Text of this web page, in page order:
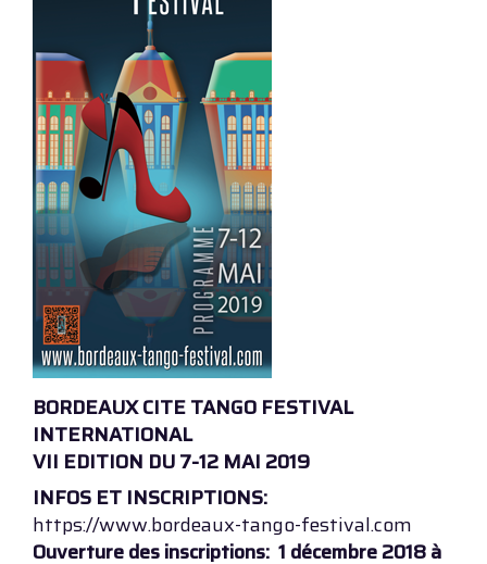
BORDEAUX CITE TANGO FESTIVAL
INTERNATIONAL
VII EDITION DU 7-12 MAI 2019
INFOS ET INSCRIPTIONS:
https://www.bordeaux-tango-festival.com
Ouverture des inscriptions: 1 décembre 2018 à